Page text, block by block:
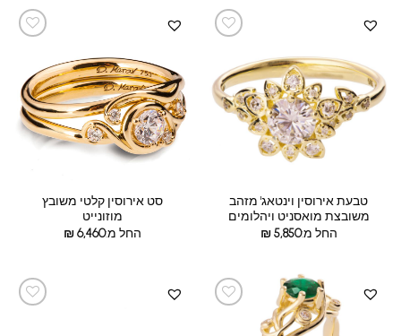
טבעת אירוסין וינטאג' מזהב
משובצת מואסניט ויהלומים
החל מ:
₪5,850
סט אירוסין קלטי משובץ
מוזונייט
החל מ:
₪6,460